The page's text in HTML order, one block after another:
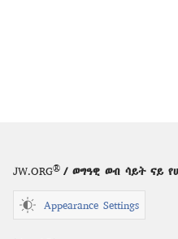
JW.ORG® / ወግዓዊ ወብ ሳይት ናይ
Appearance Settings